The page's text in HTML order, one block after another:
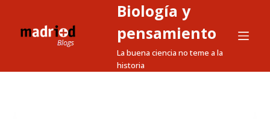
a
Biología y
pensamiento
La buena ciencia no teme a la
historia